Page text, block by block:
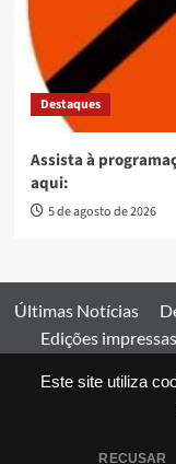
Este site utiliza
RECUSAR
Destaques
Assista à
aqui:
5 de agosto de 2026
Últimas Notícias
Edições impressas
Comercial
© 2026 Jornal